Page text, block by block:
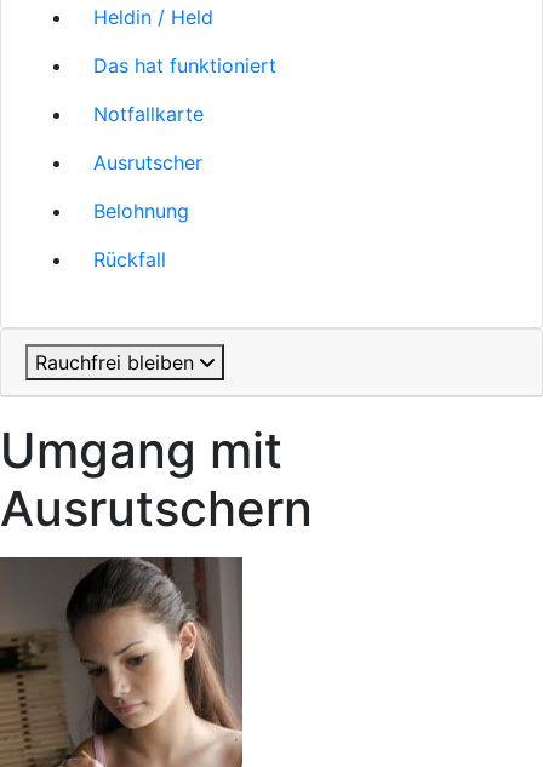
Heldin / Held
Das hat funktioniert
Notfallkarte
Ausrutscher
Belohnung
Rückfall
Rauchfrei bleiben
Umgang mit
Ausrutschern